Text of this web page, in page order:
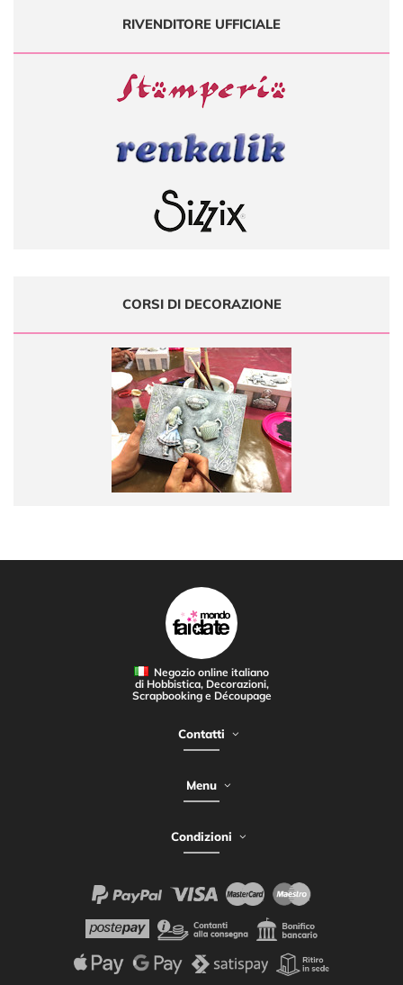
RIVENDITORE UFFICIALE
CORSI DI DECORAZIONE
Negozio online italiano
di Hobbistica, Decorazioni,
Scrapbooking e Découpage
Contatti
Menu
Condizioni